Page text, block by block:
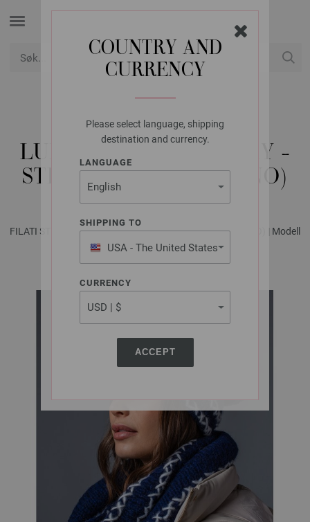
COUNTRY AND
CURRENCY
Please select language, shipping
destination and currency.
LANGUAGE
SHIPPING TO
USA - The United States
of America
CURRENCY
ACCEPT
FILATI STUDIO
LUE ECOPUNO CHUNKY -
STRIKKEOPPSKRIFT (NO)
FILATI STUDIO No. 2 - Magasin (DE) + Strikkeopskrifter (NO) | Modell
18